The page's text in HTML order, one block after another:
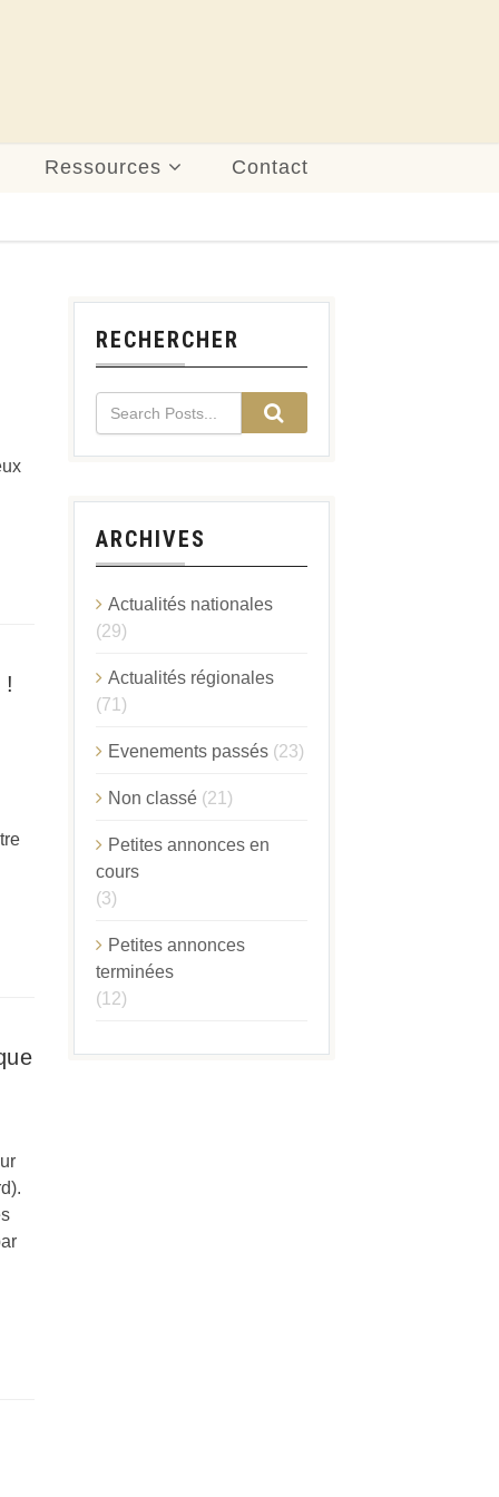
Ressources Contact
!
RECHERCHER
ARCHIVES
Actualités nationales
(29)
Actualités régionales
(71)
Evenements passés (23)
Non classé (21)
Petites annonces en
cours
(3)
Petites annonces
terminées
(12)